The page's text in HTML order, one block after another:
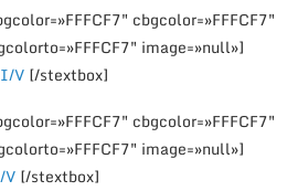
cbgcolor=»FFFCF7″
image=»null»]
V [/stextbox]
cbgcolor=»FFFCF7″
image=»null»]
V [/stextbox]